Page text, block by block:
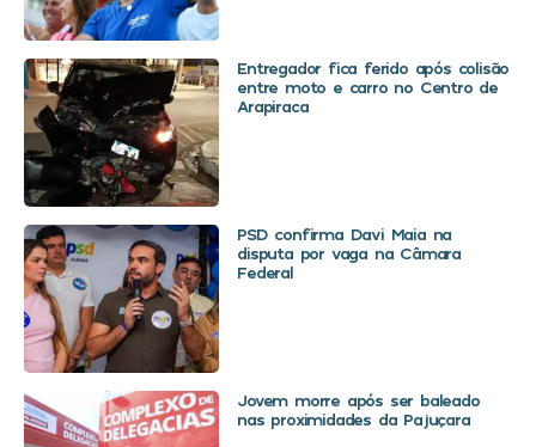
Entregador fica ferido após colisão
entre moto e carro no Centro de
Arapiraca
PSD confirma Davi Maia na
disputa por vaga na Câmara
Federal
Jovem morre após ser baleado
nas proximidades da Pajuçara